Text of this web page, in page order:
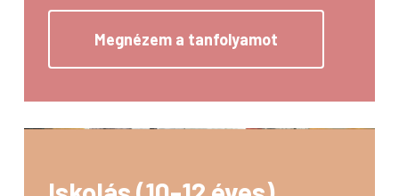
Megnézem a tanfolyamot